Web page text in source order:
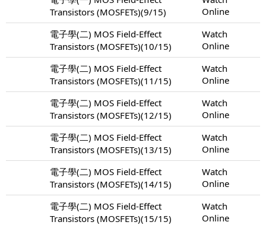
Transistors (MOSFETs)(9/15)
Online
電子學(二) MOS Field-Effect
Transistors (MOSFETs)(10/15)
Watch
Online
電子學(二) MOS Field-Effect
Transistors (MOSFETs)(11/15)
Watch
Online
電子學(二) MOS Field-Effect
Transistors (MOSFETs)(12/15)
Watch
Online
電子學(二) MOS Field-Effect
Transistors (MOSFETs)(13/15)
Watch
Online
電子學(二) MOS Field-Effect
Transistors (MOSFETs)(14/15)
Watch
Online
電子學(二) MOS Field-Effect
Transistors (MOSFETs)(15/15)
Watch
Online